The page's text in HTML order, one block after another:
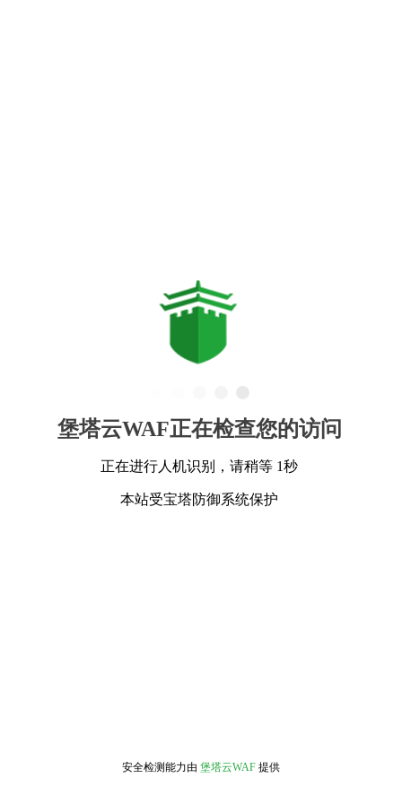
堡塔云WAF正在检查您的访问
正在进行人机识别，请稍等 1秒
本站受宝塔防御系统保护
安全检测能力由 堡塔云WAF 提供